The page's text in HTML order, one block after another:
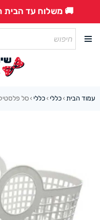
🚚 משלוח עד הבית
עמוד הבית › כללי › כללי › סל פלסטיק שוק